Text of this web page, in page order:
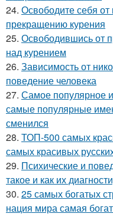
24. Освободите себя от
прекращению курения
25. Освободившись от
над курением
26. Зависимость от
поведение человека
27. Самое популярное
самые популярные
сменился
28. ТОП-500 самых
самых красивых
29. Психические и
такое и как их
30. 25 самых богатых
нация мира самая